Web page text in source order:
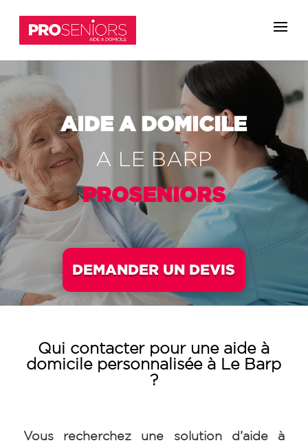
AIDE A DOMICILE
A LE BARP
PROSENIORS
DEMANDER UN DEVIS
Qui contacter pour une aide à
domicile personnalisée à Le Barp
?
Vous recherchez une solution d’aide à